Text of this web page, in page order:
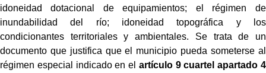
idoneidad dotacional de equipamientos; el régimen de
inundabilidad del río; idoneidad topográfica y los
condicionantes territoriales y ambientales. Se trata de un
documento que justifica que el municipio pueda someterse al
régimen especial indicado en el artículo 9 cuartel apartado 4